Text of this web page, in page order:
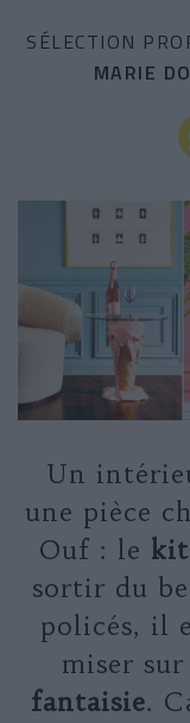
SÉLECTION
MARIE
Un
une pièce
Ouf : le
sortir du
policés, il
miser
fantaisie.